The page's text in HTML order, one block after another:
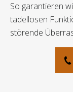
So garantieren
tadellosen
störende